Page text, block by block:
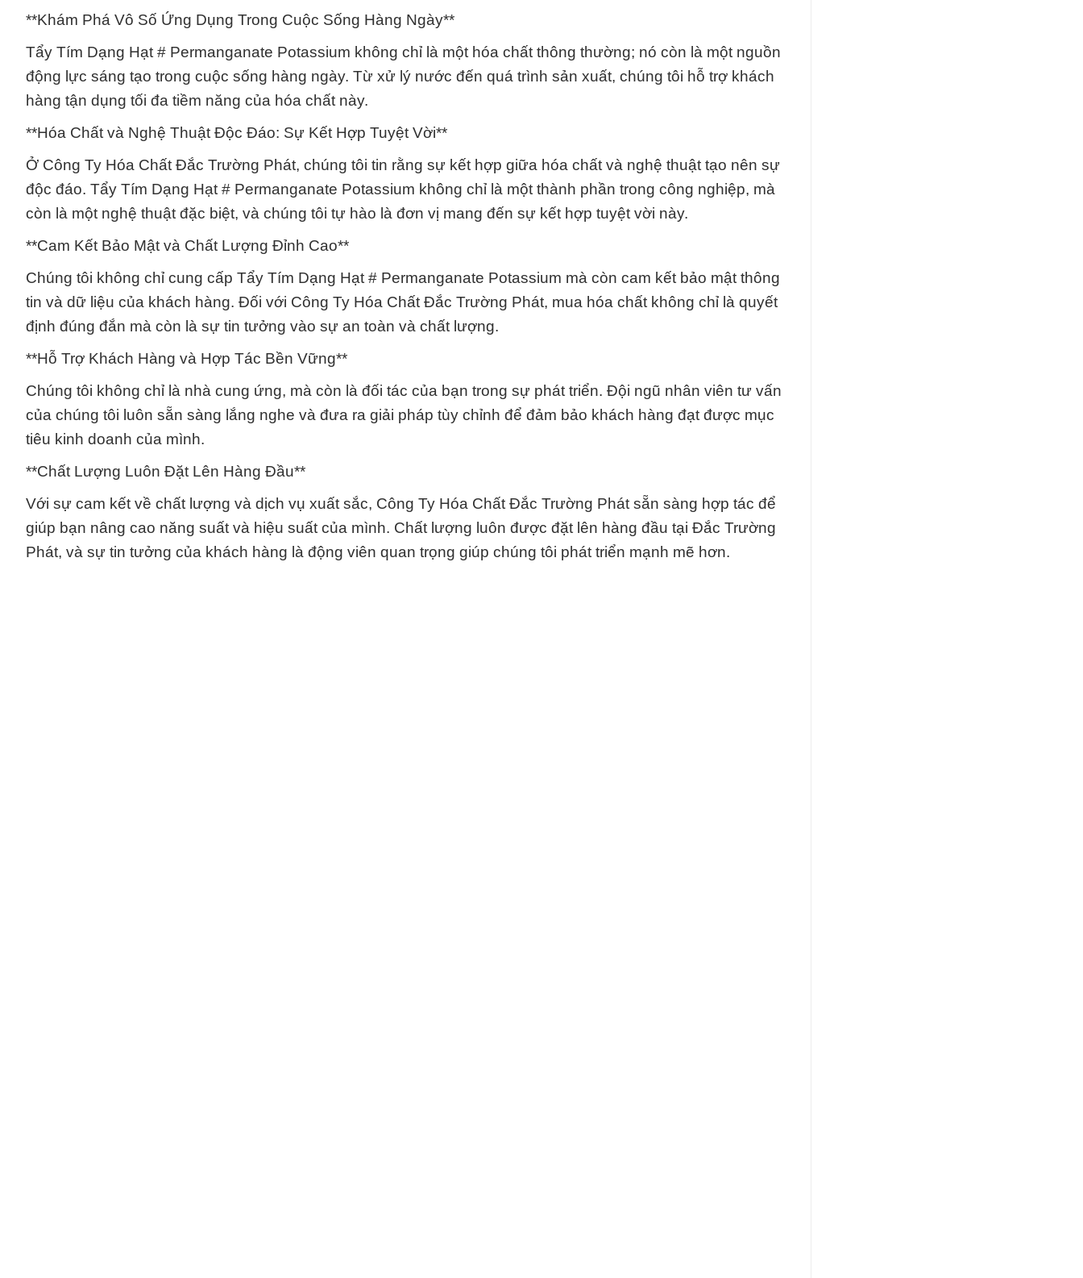
**Khám Phá Vô Số Ứng Dụng Trong Cuộc Sống Hàng Ngày**
Tẩy Tím Dạng Hạt # Permanganate Potassium không chỉ là một hóa chất thông thường; nó còn là một nguồn
động lực sáng tạo trong cuộc sống hàng ngày. Từ xử lý nước đến quá trình sản xuất, chúng tôi hỗ trợ khách
hàng tận dụng tối đa tiềm năng của hóa chất này.
**Hóa Chất và Nghệ Thuật Độc Đáo: Sự Kết Hợp Tuyệt Vời**
Ở Công Ty Hóa Chất Đắc Trường Phát, chúng tôi tin rằng sự kết hợp giữa hóa chất và nghệ thuật tạo nên sự
độc đáo. Tẩy Tím Dạng Hạt # Permanganate Potassium không chỉ là một thành phần trong công nghiệp, mà
còn là một nghệ thuật đặc biệt, và chúng tôi tự hào là đơn vị mang đến sự kết hợp tuyệt vời này.
**Cam Kết Bảo Mật và Chất Lượng Đỉnh Cao**
Chúng tôi không chỉ cung cấp Tẩy Tím Dạng Hạt # Permanganate Potassium mà còn cam kết bảo mật thông
tin và dữ liệu của khách hàng. Đối với Công Ty Hóa Chất Đắc Trường Phát, mua hóa chất không chỉ là quyết
định đúng đắn mà còn là sự tin tưởng vào sự an toàn và chất lượng.
**Hỗ Trợ Khách Hàng và Hợp Tác Bền Vững**
Chúng tôi không chỉ là nhà cung ứng, mà còn là đối tác của bạn trong sự phát triển. Đội ngũ nhân viên tư vấn
của chúng tôi luôn sẵn sàng lắng nghe và đưa ra giải pháp tùy chỉnh để đảm bảo khách hàng đạt được mục
tiêu kinh doanh của mình.
**Chất Lượng Luôn Đặt Lên Hàng Đầu**
Với sự cam kết về chất lượng và dịch vụ xuất sắc, Công Ty Hóa Chất Đắc Trường Phát sẵn sàng hợp tác để
giúp bạn nâng cao năng suất và hiệu suất của mình. Chất lượng luôn được đặt lên hàng đầu tại Đắc Trường
Phát, và sự tin tưởng của khách hàng là động viên quan trọng giúp chúng tôi phát triển mạnh mẽ hơn.